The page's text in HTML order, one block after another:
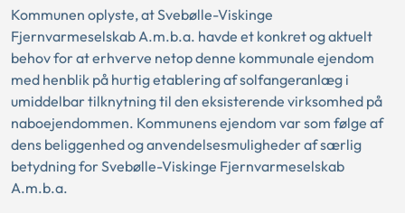
Kommunen oplyste, at Svebølle-Viskinge
Fjernvarmeselskab A.m.b.a. havde et konkret og aktuelt
behov for at erhverve netop denne kommunale ejendom
med henblik på hurtig etablering af solfangeranlæg i
umiddelbar tilknytning til den eksisterende virksomhed på
naboejendommen. Kommunens ejendom var som følge af
dens beliggenhed og anvendelsesmuligheder af særlig
betydning for Svebølle-Viskinge Fjernvarmeselskab
A.m.b.a.